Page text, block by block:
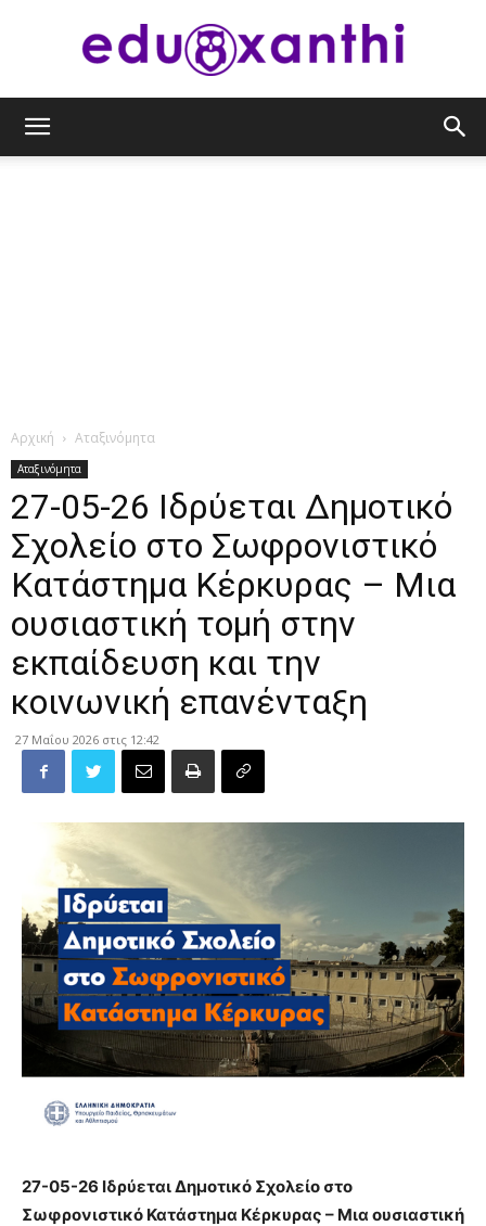
Αρχική Αταξινόμητα
Αταξινόμητα
27-05-26 Ιδρύεται Δημοτικό
Σχολείο στο Σωφρονιστικό
Κατάστημα Κέρκυρας – Μια
ουσιαστική τομή στην
εκπαίδευση και την
κοινωνική επανένταξη
27 Μαΐου 2026 στις 12:42
27-05-26 Ιδρύεται Δημοτικό Σχολείο στο
Σωφρονιστικό Κατάστημα Κέρκυρας – Μια ουσιαστική